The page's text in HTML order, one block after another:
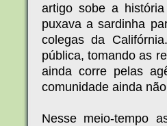
artigo sobe a
puxava a sardinha
colegas da
pública, tomando as
ainda corre pelas
comunidade ainda
Nesse meio-tempo